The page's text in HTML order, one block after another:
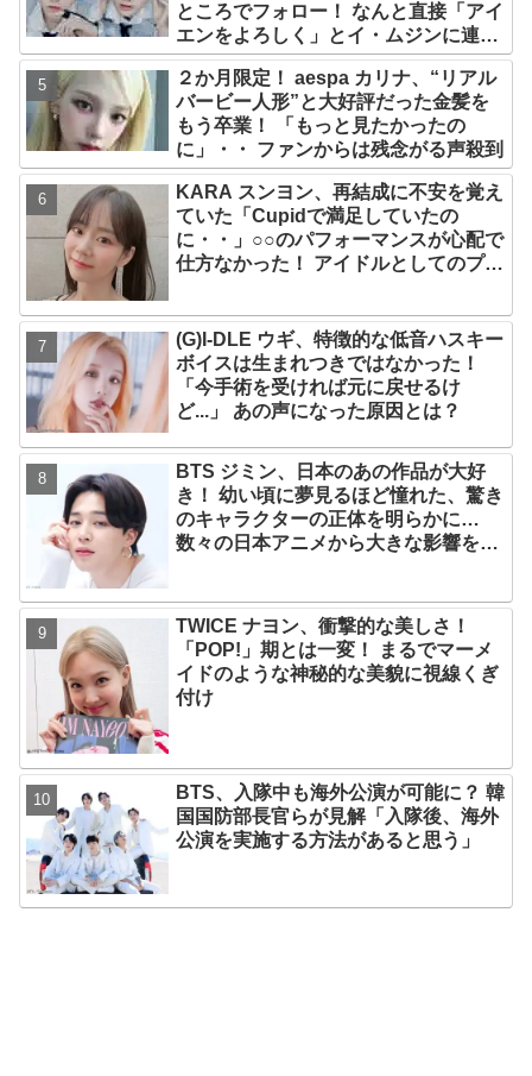
ところでフォロー！ なんと直接「アイ
エンをよろしく」とイ・ムジンに連
絡… 愛にあふれたエピソードにファン
感動
２か月限定！ aespa カリナ、“リアル
バービー人形”と大好評だった金髪を
もう卒業！ 「もっと見たかったの
に」・・ ファンからは残念がる声殺到
KARA スンヨン、再結成に不安を覚え
ていた「Cupidで満足していたの
に・・」○○のパフォーマンスが心配で
仕方なかった！ アイドルとしてのプラ
(G)I-DLE ウギ、特徴的な低音ハスキー
ボイスは生まれつきではなかった！
「今手術を受ければ元に戻せるけ
ど...」 あの声になった原因とは？
BTS ジミン、日本のあの作品が大好
き！ 幼い頃に夢見るほど憧れた、驚き
のキャラクターの正体を明らかに…
数々の日本アニメから大きな影響を受
TWICE ナヨン、衝撃的な美しさ！
「POP!」期とは一変！ まるでマーメ
イドのような神秘的な美貌に視線くぎ
付け
BTS、入隊中も海外公演が可能に？ 韓
国国防部長官らが見解「入隊後、海外
公演を実施する方法があると思う」